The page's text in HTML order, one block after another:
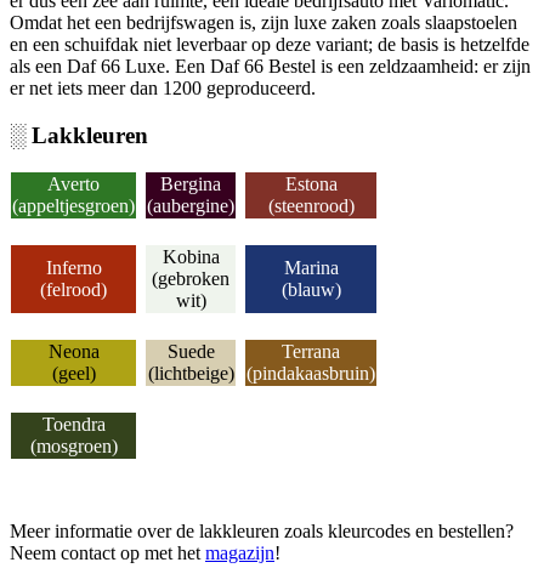
Omdat het een bedrijfswagen is, zijn luxe zaken zoals slaapstoelen
en een schuifdak niet leverbaar op deze variant; de basis is hetzelfde
als een Daf 66 Luxe. Een Daf 66 Bestel is een zeldzaamheid: er zijn
er net iets meer dan 1200 geproduceerd.
░ Lakkleuren
Averto
(appeltjesgroen)
Bergina
(aubergine)
Estona
(steenrood)
Inferno
(felrood)
Kobina
(gebroken
wit)
Marina
(blauw)
Neona
(geel)
Suede
(lichtbeige)
Terrana
(pindakaasbruin)
Toendra
(mosgroen)
Meer informatie over de lakkleuren zoals kleurcodes en bestellen?
Neem contact op met het magazijn!